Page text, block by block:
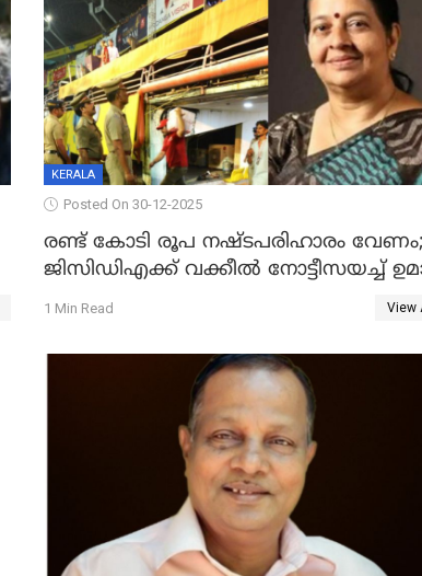
KERALA
Posted On 30-12-2025
രണ്ട് കോടി രൂപ നഷ്ടപരിഹാരം വേണം;
ജിസിഡിഎക്ക് വക്കീൽ നോട്ടീസയച്ച്
തോമസ്
1 Min Read View